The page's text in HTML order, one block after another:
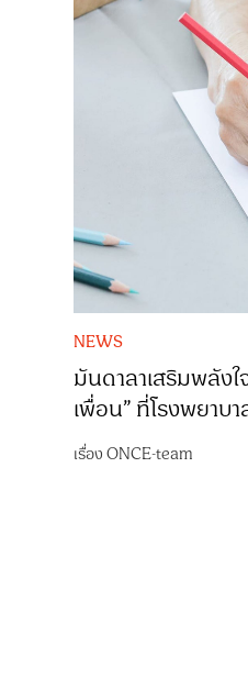
NEWS
มันดาลาเสริมพลังใจ
เพื่อน” ที่โรงพยาบ
เรื่องONCE-team